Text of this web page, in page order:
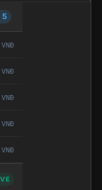
5
VNĐ
VNĐ
VNĐ
VNĐ
VNĐ